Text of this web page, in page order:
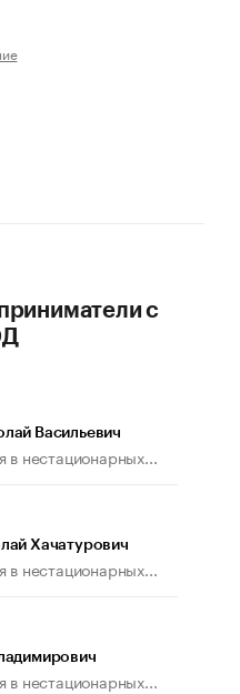
с
Васильевич
в нестационарных...
Хачатурович
в нестационарных...
в нестационарных...